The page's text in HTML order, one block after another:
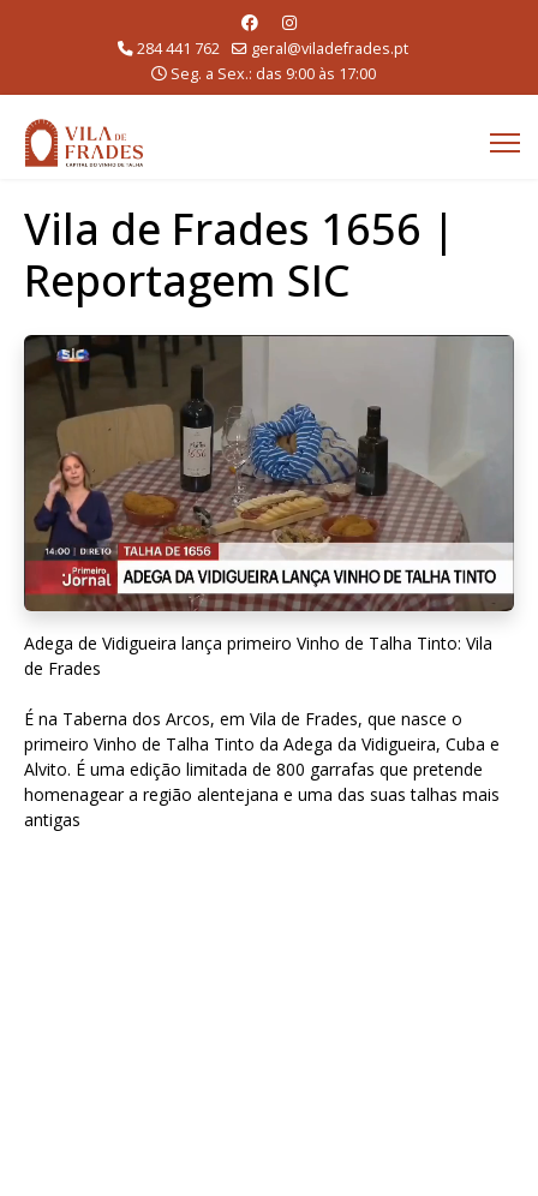
284 441 762
geral@viladefrades.pt
Seg. a Sex.: das 9:00 às 17:00
Vila de Frades 1656 |
Reportagem SIC
Adega de Vidigueira lança primeiro Vinho de Talha Tinto: Vila
de Frades
É na Taberna dos Arcos, em Vila de Frades, que nasce o
primeiro Vinho de Talha Tinto da Adega da Vidigueira, Cuba e
Alvito. É uma edição limitada de 800 garrafas que pretende
homenagear a região alentejana e uma das suas talhas mais
antigas